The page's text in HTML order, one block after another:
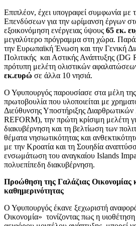
Επιπλέον, έχει υπογραφεί συμφωνία
Επενδύσεων για την ωρίμανση έργων
εξοικονόμηση ενέργειας ύψους 65 εκ.
μεγαλύτερο πρόγραμμα στη χώρα.
την Ευρωπαϊκή Ένωση και την Γενική
Πολιτικής και Αστικής Ανάπτυξης (DG
πρότυπη μελέτη ολιστικών
εκ.ευρώ σε άλλα 10 νησιά.
Ο Υφυπουργός παρουσίασε στα μέλη της
πρωτοβουλία που υλοποιείται με
Διεύθυνσης Υποστήριξης
REFORM), την πρώτη κρίσιμη μελέτη
διακυβέρνηση και τη βελτίωση των
θέματα νησιωτικότητας και
με την Κροατία και τη Σουηδία
ενσωμάτωση του αναγκαίου Islands
πολυεπίπεδη διακυβέρνηση.
Προώθηση της Γαλάζιας Οικονομίας
καθημερινότητας
Ο Υφυπουργός έκανε ξεχωριστή
Οικονομία» τονίζοντας πως η